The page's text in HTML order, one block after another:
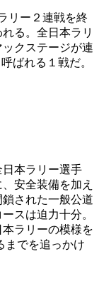
リー２連戦を終
る。全日本ラリ
クステージが連
ばれる１戦だ。
本ラリー選手
安全装備を加え
された一般公道
スは迫力十分。
ラリーの模様を
までを追っかけ